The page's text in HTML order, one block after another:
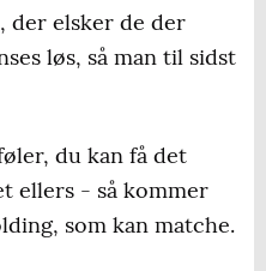
der elsker de der
løs, så man til sidst
du kan få det
ellers - så kommer
som kan matche.